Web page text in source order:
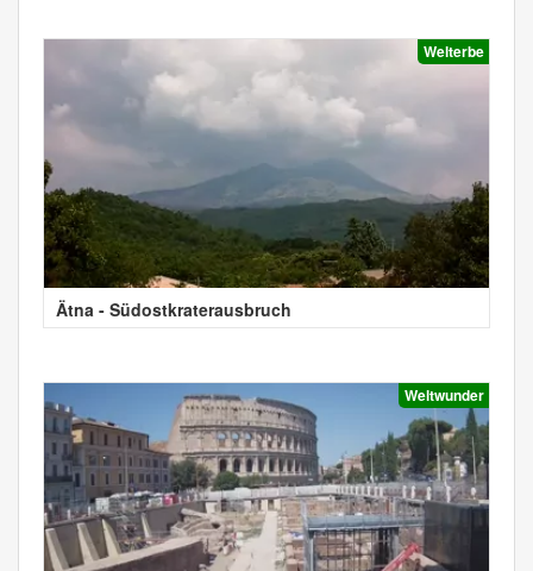
Welterbe
Ätna - Südostkraterausbruch
Weltwunder